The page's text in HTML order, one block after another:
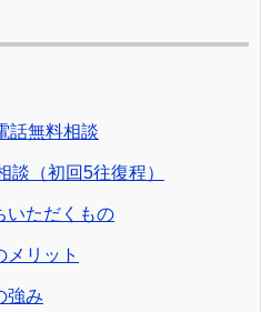
話無料相談
談（初回5往復程）
いただくもの
メリット
強み